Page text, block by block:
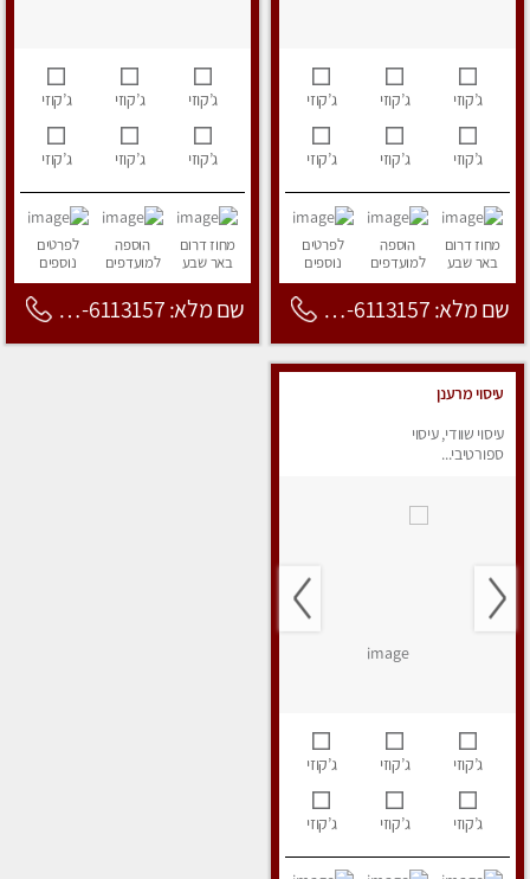
ג’קוזי ג’קוזי ג’קוזי
ג’קוזי ג’קוזי ג’קוזי
מחוז דרום
באר שבע
הוספה
למועדפים
לפרטים
נוספים
שם מלא: 053-6113157
ג’קוזי ג’קוזי ג’קוזי
ג’קוזי ג’קוזי ג’קוזי
מחוז דרום
באר שבע
הוספה
למועדפים
לפרטים
נוספים
שם מלא: 053-6113157
עיסוי מרענן
עיסוי שוודי, עיסוי
ספורטיבי...
ג’קוזי ג’קוזי ג’קוזי
ג’קוזי ג’קוזי ג’קוזי